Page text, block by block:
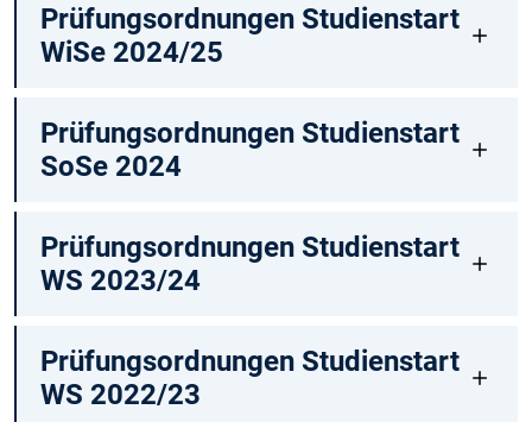
Prüfungsordnungen Studienstart
WiSe 2024/25
Prüfungsordnungen Studienstart
SoSe 2024
Prüfungsordnungen Studienstart
WS 2023/24
Prüfungsordnungen Studienstart
WS 2022/23